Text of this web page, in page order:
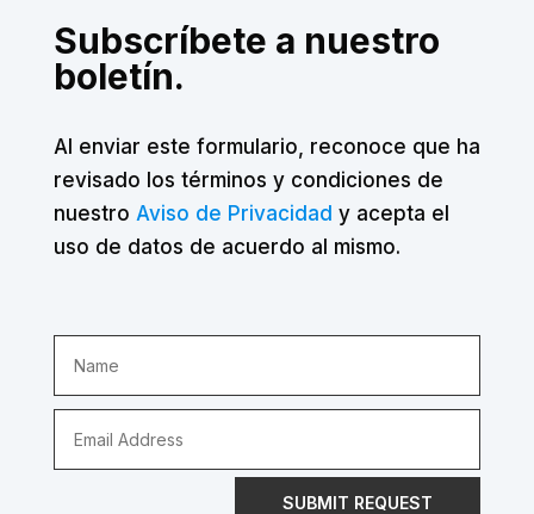
Subscríbete a nuestro
boletín.
Al enviar este formulario, reconoce que ha
revisado los términos y condiciones de
nuestro Aviso de Privacidad y acepta el
uso de datos de acuerdo al mismo.
SUBMIT REQUEST